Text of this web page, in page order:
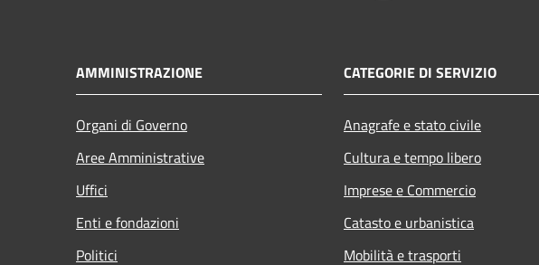
AMMINISTRAZIONE
Organi di Governo
Aree Amministrative
Uffici
Enti e fondazioni
Politici
CATEGORIE DI SERVIZIO
Anagrafe e stato civile
Cultura e tempo libero
Imprese e Commercio
Catasto e urbanistica
Mobilità e trasporti